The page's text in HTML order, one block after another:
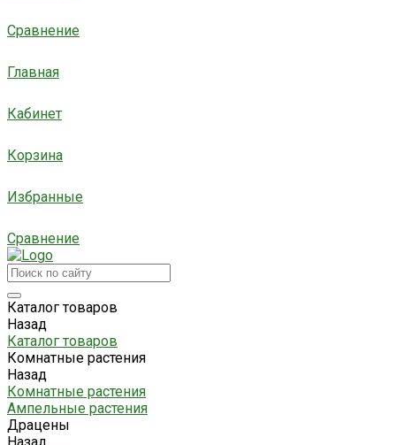
Сравнение
Главная
Кабинет
Корзина
Избранные
Сравнение
Каталог товаров
Назад
Каталог товаров
Комнатные растения
Назад
Комнатные растения
Ампельные растения
Драцены